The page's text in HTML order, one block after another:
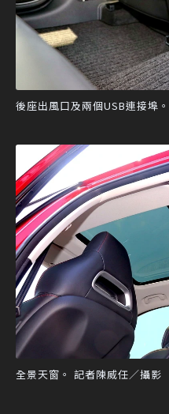
後座出風口及兩個USB連接埠
全景天窗。 記者陳威任／攝影